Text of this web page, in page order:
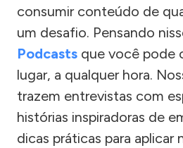
consumir conteúdo de
um desafio. Pensando
Podcasts que você pode
lugar, a qualquer hora.
trazem entrevistas com
histórias inspiradoras de
dicas práticas para aplicar